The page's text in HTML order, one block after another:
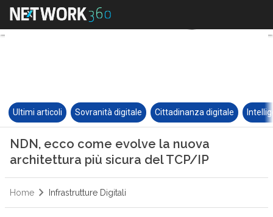
Ultimi articoli Sovranità digitale Cittadinanza digitale
NDN, ecco come evolve la nuova
architettura più sicura del TCP/IP
Home Infrastrutture Digitali